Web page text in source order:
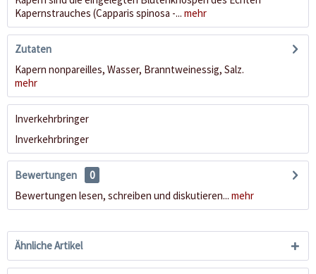
Kapernstrauches (Capparis spinosa -... mehr
Zutaten
Kapern nonpareilles, Wasser, Branntweinessig, Salz.
mehr
Inverkehrbringer
Inverkehrbringer
Bewertungen
0
Bewertungen lesen, schreiben und diskutieren... mehr
Ähnliche Artikel